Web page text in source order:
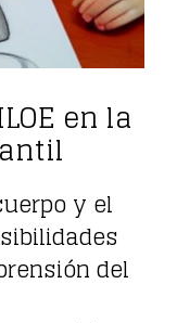
en la
y el
del